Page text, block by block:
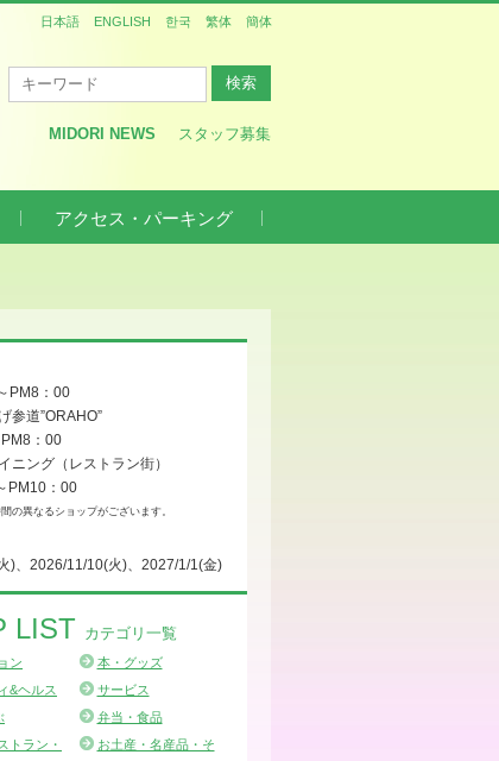
MIDORI NEWS
スタッフ募集
日本語 ENGLISH 한국 繁体 簡体
アクセス・パーキング
PM8：00
参道”ORAHO”
：00
ニング（レストラン街）
PM10：00
の異なるショップがございます。
)、2026/11/10(火)、2027/1/1(金)
LIST カテゴリ一覧
ン
本・グッズ
&ヘルス
サービス
弁当・食品
トラン・
お土産・名産品・そ